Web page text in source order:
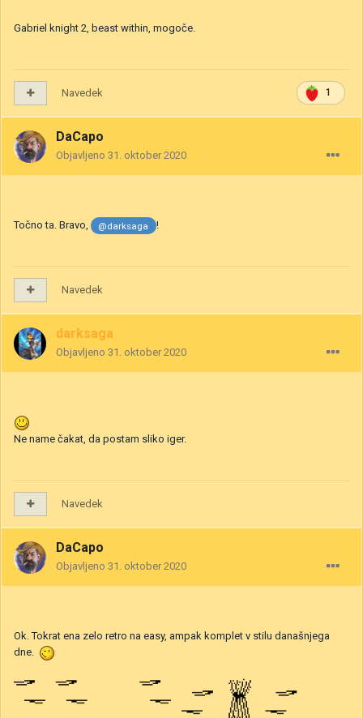
Gabriel knight 2, beast within, mogoče.
1
Navedek
DaCapo
Objavljeno 31. oktober 2020
Točno ta. Bravo, @darksaga !
Navedek
darksaga
Objavljeno 31. oktober 2020
Ne name čakat, da postam sliko iger.
Navedek
DaCapo
Objavljeno 31. oktober 2020
Ok. Tokrat ena zelo retro na easy, ampak komplet v stilu današnjega
dne.